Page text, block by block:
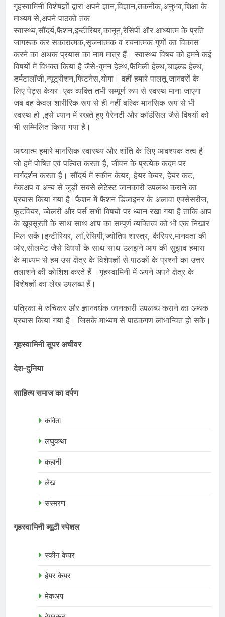
गृहस्वामिनी विशेषज्ञों द्वारा अपने ज्ञान,विज्ञान,तकनीक,अनुभव,शिक्षा के
माध्यम से,अपने पाठकों तक
स्वास्थ्य,सौंदर्य,फैशन,इन्टीरियर,कानून,रेसिपी और आध्यात्म के प्रति
जागरूक कर सकारात्मक,सृजनात्मक व रचनात्मक गुणों का विकास
करने का अथक प्रयास का नाम मात्र हैं। स्वास्थ्य विषय को हमने कई
विषयों में विभक्त किया है जैसे-वुमन हेल्थ,फैमिली हेल्थ,चाइल्ड हेल्थ,
डर्मटालॉजी,न्यूट्रीशन,फिटनेस,योगा। वहीं हमारे पालतू जानवरों के
लिए पेट्स केयर।एक व्यक्ति तभी सम्पूर्ण रूप से स्वस्थ माना जाएगा
जब वह केवल शारीरिक रूप से ही नहीं बल्कि मानसिक रूप से भी
स्वस्थ हो ,इसे ध्यान में रखते हुए पैरेनटी और कॉउंसिल जैसे विषयों को
भी सम्मिलित किया गया है।
आध्यात्म हमारे मानसिक स्वास्थ्य और शांति के लिए आवश्यक तत्व है
जो हमें पोषित एवं पल्वित करता है, जीवन के प्रत्येक कदम पर
मार्गदर्शन करता है। सौंदर्य में स्कीन केयर, हेयर केयर, हेयर कट,
मेकअप व अन्य से जुड़ी सबसे लेटेस्ट जानकारी उपलब्ध कराने का
प्रयास किया गया है।फैशन में फैशन डिजाइनर के अलावा एक्सेसरीज,
फुटवियर, ज्वेलरी और पर्स सभी विषयों पर ध्यान रखा गया है ताकि आप
के खूबसूरती के साथ साथ आप का सम्पूर्ण व्यक्तित्व को भी एक निखार
मिल सकें।इन्टीरियर, लॉ,रेसिपी,ज्योतिष शास्त्र, कैरियर,मानवता की
ओर,सोलमेट जैसे विषयों के साथ साथ उलझने आप की सुझाव हमारा
के माध्यम से हम उस क्षेत्र के विशेषज्ञों से पाठकों के प्रश्नों का उत्तर
तलाशने की कोशिश करते हैं ।गृहस्वामिनी में अपने अपने क्षेत्र के
विशेषज्ञों का लेख उपलब्ध हैं।
पत्रिका मे रुचिकर और ज्ञानवर्धक जानकारी उपलब्ध कराने का अथक
प्रयास किया गया है। जिसके माध्यम से पाठकगण लाभान्वित हो सकें।
गृहस्वामिनी सुपर अचीवर
देश-दुनिया
साहित्य समाज का दर्पण
कविता
लघुकथा
कहानी
लेख
संस्मरण
गृहस्वामिनी ब्यूटी स्पेशल
स्कीन केयर
हेयर केयर
मेकअप